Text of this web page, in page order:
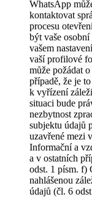
WhatsApp
kontaktovat
procesu
být vaše
vašem
vaší profilové
může požádat
případě, že je
k vyřízení
situaci bude
nezbytnost
subjektu údajů
uzavřené mezi
Informační a
a v ostatních
odst. 1 písm. f)
nahlášenou
údajů (čl. 6